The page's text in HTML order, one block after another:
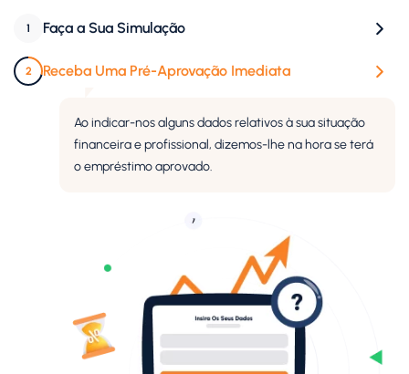
1 Faça a Sua Simulação
2 Receba Uma Pré-Aprovação Imediata
Ao indicar-nos alguns dados relativos à sua situação
financeira e profissional, dizemos-lhe na hora se terá
o empréstimo aprovado.